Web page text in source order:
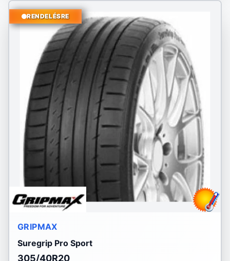
RENDELÉSRE
GRIPMAX
Suregrip Pro Sport
305/40R20